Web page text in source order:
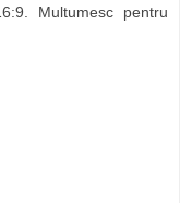
Multumesc pentru